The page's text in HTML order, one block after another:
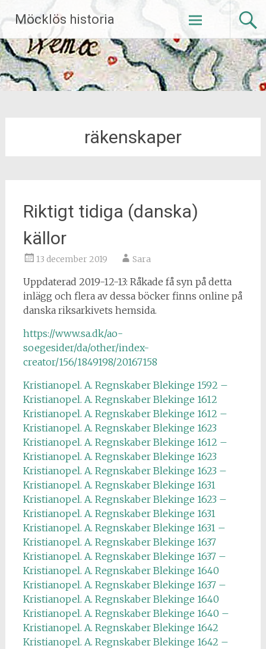
till
innehåll
Möcklös historia
räkenskaper
Riktigt tidiga (danska)
källor
13 december 2019 Sara
Uppdaterad 2019-12-13: Råkade få syn på detta
inlägg och flera av dessa böcker finns online på
danska riksarkivets hemsida.
https://www.sa.dk/ao-
soegesider/da/other/index-
creator/156/1849198/20167158
Kristianopel. A. Regnskaber Blekinge 1592 –
Kristianopel. A. Regnskaber Blekinge 1612
Kristianopel. A. Regnskaber Blekinge 1612 –
Kristianopel. A. Regnskaber Blekinge 1623
Kristianopel. A. Regnskaber Blekinge 1612 –
Kristianopel. A. Regnskaber Blekinge 1623
Kristianopel. A. Regnskaber Blekinge 1623 –
Kristianopel. A. Regnskaber Blekinge 1631
Kristianopel. A. Regnskaber Blekinge 1623 –
Kristianopel. A. Regnskaber Blekinge 1631
Kristianopel. A. Regnskaber Blekinge 1631 –
Kristianopel. A. Regnskaber Blekinge 1637
Kristianopel. A. Regnskaber Blekinge 1637 –
Kristianopel. A. Regnskaber Blekinge 1640
Kristianopel. A. Regnskaber Blekinge 1637 –
Kristianopel. A. Regnskaber Blekinge 1640
Kristianopel. A. Regnskaber Blekinge 1640 –
Kristianopel. A. Regnskaber Blekinge 1642
Kristianopel. A. Regnskaber Blekinge 1642 –